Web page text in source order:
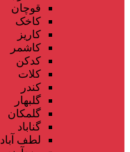
قوچان
کاخک
کاریز
کاشمر
کدکن
کلات
کندر
گلبهار
گلمکان
گناباد
لطف آباد